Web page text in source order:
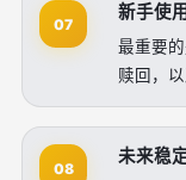
07
新手使
最重要
赎回，
08
未来稳